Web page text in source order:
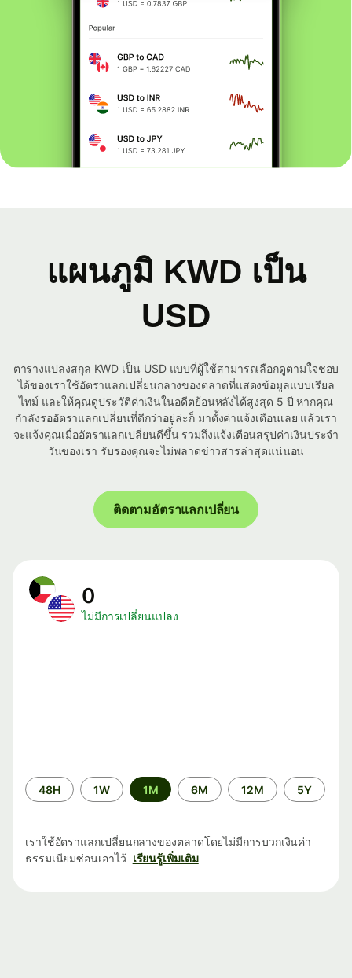
แผนภูมิ KWD เป็น
USD
ตารางแปลงสกุล KWD เป็น USD แบบที่ผู้ใช้สามารถเลือกดูตามใจชอบ
ได้ของเราใช้อัตราแลกเปลี่ยนกลางของตลาดที่แสดงข้อมูลแบบเรียล
ไทม์ และให้คุณดูประวัติค่าเงินในอดีตย้อนหลังได้สูงสุด 5 ปี หากคุณ
กำลังรออัตราแลกเปลี่ยนที่ดีกว่าอยู่ล่ะก็ มาตั้งค่าแจ้งเตือนเลย แล้วเรา
จะแจ้งคุณเมื่ออัตราแลกเปลี่ยนดีขึ้น รวมถึงแจ้งเตือนสรุปค่าเงินประจำ
วันของเรา รับรองคุณจะไม่พลาดข่าวสารล่าสุดแน่นอน
ติดตามอัตราแลกเปลี่ยน
0
ไม่มีการเปลี่ยนแปลง
ระยะ
เวลา
48H 1W 1M 6M 12M 5Y
เราใช้อัตราแลกเปลี่ยนกลางของตลาดโดยไม่มีการบวกเงินค่า
ธรรมเนียมซ่อนเอาไว้ เรียนรู้เพิ่มเติม